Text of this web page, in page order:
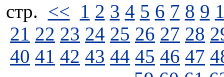
стp. << 1 2 3 4 5 6 7 8 9
21 22 23 24 25 26 27 28
40 41 42 43 44 45 46 47